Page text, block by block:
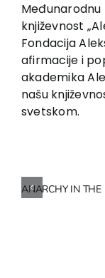
Međunarodnu
književnost „
Fondacija
afirmacije i
akademika
našu
svetskom.
ANARCHY IN THE